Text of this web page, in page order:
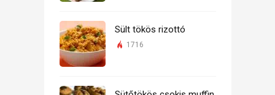
Sült tökös rizottó
1716